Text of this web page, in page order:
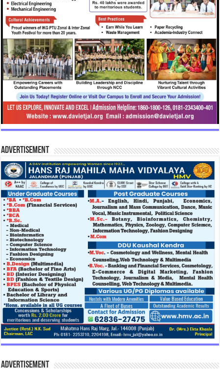
Advertisement
Advertisement